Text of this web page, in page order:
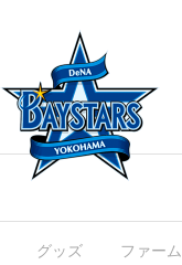
グッズ ファーム